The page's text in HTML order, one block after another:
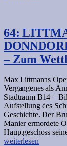
64:
– Zum
Max Littmanns
Vergangenes als
Stadtraum B14 –
Aufstellung des
Geschichte. Der
Manier ermordete
Hauptgeschoss
weiterlesen